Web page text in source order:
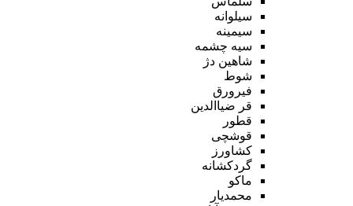
سیلوانه
سیمینه
سیه چشمه
شاهین دژ
شوط
فیرورق
قر ضیاالدین
قطور
قوشچی
کشاورز
گردکشانه
ماکو
محمدیار